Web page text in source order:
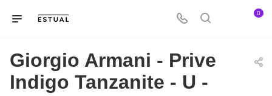
0
Giorgio Armani - Prive
Indigo Tanzanite - U -